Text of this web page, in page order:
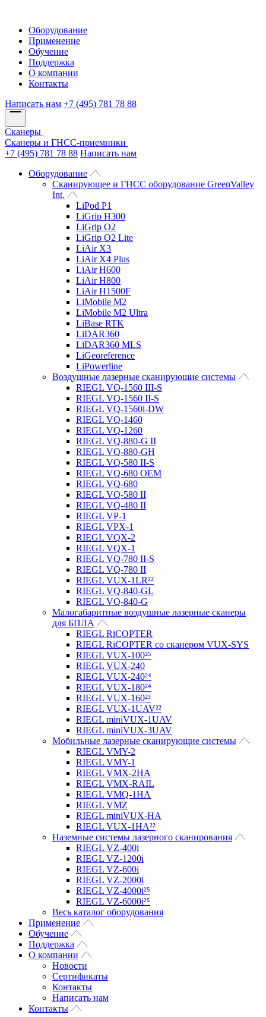
Оборудование
Применение
Обучение
Поддержка
О компании
Контакты
Написать нам +7 (495) 781 78 88
Сканеры
Сканеры и ГНСС-приемники
+7 (495) 781 78 88 Написать нам
Оборудование
Сканирующее и ГНСС оборудование GreenValley
Int.
LiPod P1
LiGrip H300
LiGrip O2
LiGrip O2 Lite
LiAir X3
LiAir X4 Plus
LiAir H600
LiAir H800
LiAir H1500F
LiMobile M2
LiMobile M2 Ultra
LiBase RTK
LiDAR360
LiDAR360 MLS
LiGeoreference
LiPowerline
Воздушные лазерные сканирующие системы
RIEGL VQ-1560 III-S
RIEGL VQ-1560 II-S
RIEGL VQ-1560i-DW
RIEGL VQ-1460
RIEGL VQ-1260
RIEGL VQ-880-G II
RIEGL VQ-880-GH
RIEGL VQ-580 II-S
RIEGL VQ-680 OEM
RIEGL VQ-680
RIEGL VQ-580 II
RIEGL VQ-480 II
RIEGL VP-1
RIEGL VPX-1
RIEGL VQX-2
RIEGL VQX-1
RIEGL VQ-780 II-S
RIEGL VQ-780 II
RIEGL VUX-1LR²²
RIEGL VQ-840-GL
RIEGL VQ-840-G
Малогабаритные воздушные лазерные сканеры
для БПЛА
RIEGL RiCOPTER
RIEGL RiCOPTER со сканером VUX-SYS
RIEGL VUX-100²⁵
RIEGL VUX-240
RIEGL VUX-240²⁴
RIEGL VUX-180²⁴
RIEGL VUX-160²³
RIEGL VUX-1UAV²²
RIEGL miniVUX-1UAV
RIEGL miniVUX-3UAV
Мобильные лазерные сканирующие системы
RIEGL VMY-2
RIEGL VMY-1
RIEGL VMX-2HA
RIEGL VMX-RAIL
RIEGL VMQ-1HA
RIEGL VMZ
RIEGL miniVUX-HA
RIEGL VUX-1HA²²
Наземные системы лазерного сканирования
RIEGL VZ-400i
RIEGL VZ-1200i
RIEGL VZ-600i
RIEGL VZ-2000i
RIEGL VZ-4000i²⁵
RIEGL VZ-6000i²⁵
Весь каталог оборудования
Применение
Обучение
Поддержка
О компании
Новости
Сертификаты
Контакты
Написать нам
Контакты